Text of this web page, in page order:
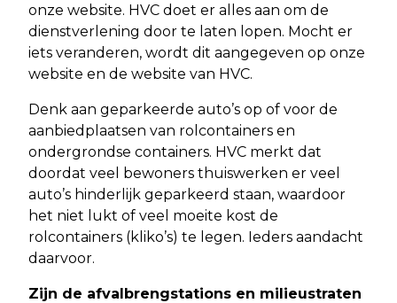
onze website. HVC doet er alles aan om de
dienstverlening door te laten lopen. Mocht er
iets veranderen, wordt dit aangegeven op onze
website en de website van HVC.
Denk aan geparkeerde auto’s op of voor de
aanbiedplaatsen van rolcontainers en
ondergrondse containers. HVC merkt dat
doordat veel bewoners thuiswerken er veel
auto’s hinderlijk geparkeerd staan, waardoor
het niet lukt of veel moeite kost de
rolcontainers (kliko’s) te legen. Ieders aandacht
daarvoor.
Zijn de afvalbrengstations en milieustraten